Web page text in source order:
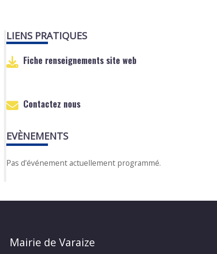
LIENS PRATIQUES
Fiche renseignements site web
Contactez nous
EVÈNEMENTS
Pas d'événement actuellement programmé.
Mairie de Varaize